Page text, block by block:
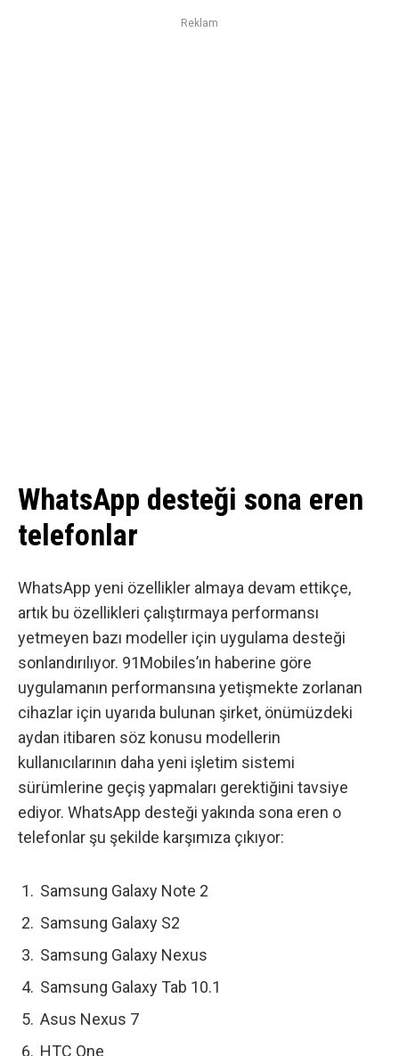
Reklam
WhatsApp desteği sona eren
telefonlar
WhatsApp yeni özellikler almaya devam ettikçe,
artık bu özellikleri çalıştırmaya performansı
yetmeyen bazı modeller için uygulama desteği
sonlandırılıyor. 91Mobiles’ın haberine göre
uygulamanın performansına yetişmekte zorlanan
cihazlar için uyarıda bulunan şirket, önümüzdeki
aydan itibaren söz konusu modellerin
kullanıcılarının daha yeni işletim sistemi
sürümlerine geçiş yapmaları gerektiğini tavsiye
ediyor. WhatsApp desteği yakında sona eren o
telefonlar şu şekilde karşımıza çıkıyor:
Samsung Galaxy Note 2
Samsung Galaxy S2
Samsung Galaxy Nexus
Samsung Galaxy Tab 10.1
Asus Nexus 7
HTC One